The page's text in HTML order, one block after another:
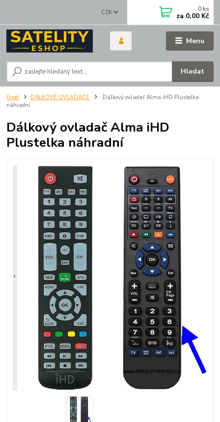
Menu
CZK
Hledat
0 ks
za 0,00 Kč
Úvod DÁLKOVÉ OVLADAČE
Dálkový ovladač Alma iHD Plustelka
náhradní
Dálkový ovladač Alma iHD
Plustelka náhradní